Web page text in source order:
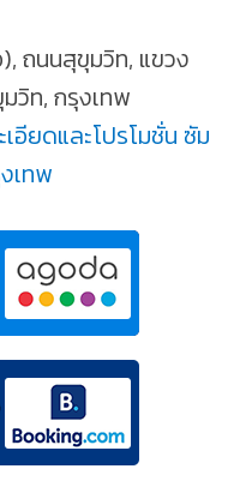
ถนนสุขุมวิท, แขวง
วิท, กรุงเทพ
อียดและโปรโมชั่น ซัม
เทพ